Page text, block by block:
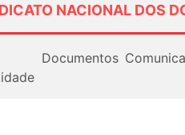
NACIONAL DOS
Documentos